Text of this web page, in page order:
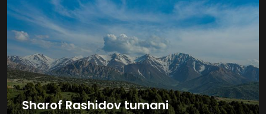
Sharof Rashidov tumani